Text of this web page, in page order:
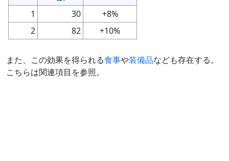
1
30
+8%
2
82 +10%
また、この効果を得られる食事や装備品なども存在する。
こちらは関連項目を参照。